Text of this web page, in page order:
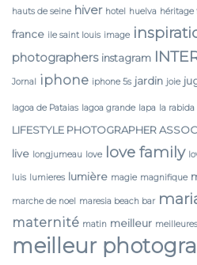
hauts de seine hiver hotel huelva héritage
france ile saint louis image
photographers instagram
Jornal iphone iphone 5s jardin joie
lagoa de Pataias lagoa grande lapa la rabida
LIFESTYLE PHOTOGRAPHER
live longjumeau love love family
luis lumieres lumière magie magnifique
marche de noel maresia beach bar
maternité matin meilleur
meilleur